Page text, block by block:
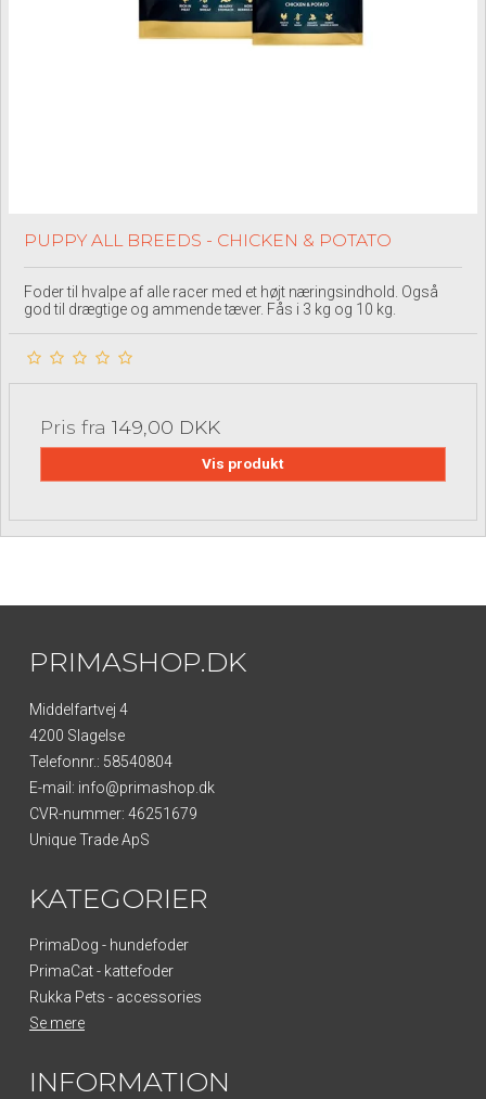
PUPPY ALL BREEDS - CHICKEN & POTATO
Foder til hvalpe af alle racer med et højt næringsindhold. Også
god til drægtige og ammende tæver. Fås i 3 kg og 10 kg.
Pris fra 149,00 DKK
Vis produkt
PRIMASHOP.DK
Middelfartvej 4
4200 Slagelse
Telefonnr.: 58540804
E-mail : info@primashop.dk
CVR-nummer: 46251679
Unique Trade ApS
KATEGORIER
PrimaDog - hundefoder
PrimaCat - kattefoder
Rukka Pets - accessories
Se mere
INFORMATION